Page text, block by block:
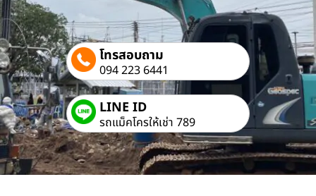
โทรสอบถาม
094 223 6441
LINE ID
รถแม็คโครให้เช่า 789